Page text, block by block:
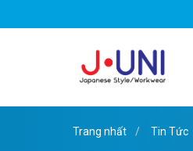
Trang nhất Tin Tức